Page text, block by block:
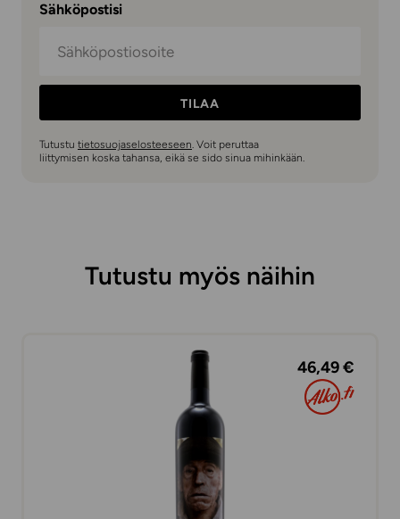
Sähköpostisi
TILAA
Tutustu tietosuojaselosteeseen. Voit peruttaa
liittymisen koska tahansa, eikä se sido sinua mihinkään.
Tutustu myös näihin
46,49 €